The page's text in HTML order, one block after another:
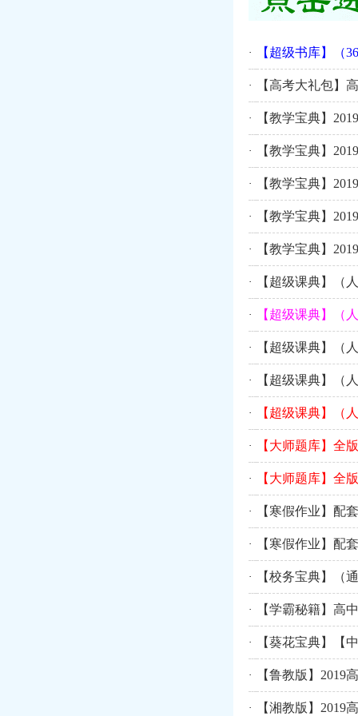
· 【超级书库】（
· 【高考大礼包】
· 【教学宝典】
· 【教学宝典】
· 【教学宝典】
· 【教学宝典】
· 【教学宝典】
· 【超级课典】（
· 【超级课典】（
· 【超级课典】（
· 【超级课典】（
· 【超级课典】（
· 【大师题库】全
· 【大师题库】全
· 【寒假作业】配
· 【寒假作业】配
· 【校务宝典】（
· 【学霸秘籍】高
· 【葵花宝典】【
· 【鲁教版】
· 【湘教版】